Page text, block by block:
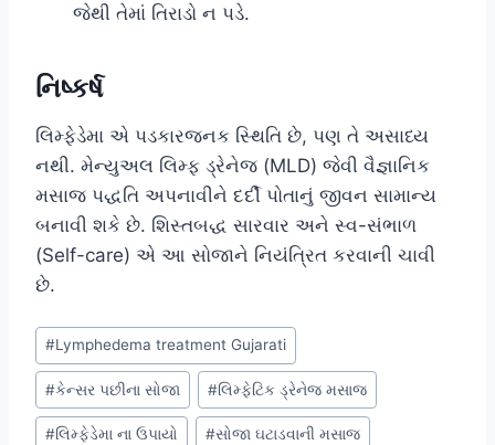
જેથી તેમાં તિરાડો ન પડે.
નિષ્કર્ષ
લિમ્ફેડેમા એ પડકારજનક સ્થિતિ છે, પણ તે અસાધ્ય
નથી. મેન્યુઅલ લિમ્ફ ડ્રેનેજ (MLD) જેવી વૈજ્ઞાનિક
મસાજ પદ્ધતિ અપનાવીને દર્દી પોતાનું જીવન સામાન્ય
બનાવી શકે છે. શિસ્તબદ્ધ સારવાર અને સ્વ-સંભાળ
(Self-care) એ આ સોજાને નિયંત્રિત કરવાની ચાવી
છે.
Post
Tags:
#Lymphedema treatment Gujarati
#કેન્સર પછીના સોજા #લિમ્ફેટિક ડ્રેનેજ મસાજ
#લિમ્ફેડેમા ના ઉપાયો #સોજા ઘટાડવાની મસાજ